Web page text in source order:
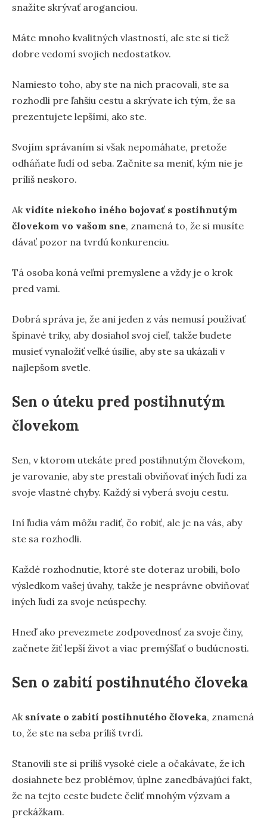
snažíte skrývať aroganciou.
Máte mnoho kvalitných vlastností, ale ste si tiež
dobre vedomí svojich nedostatkov.
Namiesto toho, aby ste na nich pracovali, ste sa
rozhodli pre ľahšiu cestu a skrývate ich tým, že sa
prezentujete lepšími, ako ste.
Svojím správaním si však nepomáhate, pretože
odháňate ľudí od seba. Začnite sa meniť, kým nie je
príliš neskoro.
Ak vidíte niekoho iného bojovať s postihnutým
človekom vo vašom sne, znamená to, že si musíte
dávať pozor na tvrdú konkurenciu.
Tá osoba koná veľmi premyslene a vždy je o krok
pred vami.
Dobrá správa je, že ani jeden z vás nemusí používať
špinavé triky, aby dosiahol svoj cieľ, takže budete
musieť vynaložiť veľké úsilie, aby ste sa ukázali v
najlepšom svetle.
Sen o úteku pred postihnutým
človekom
Sen, v ktorom utekáte pred postihnutým človekom,
je varovanie, aby ste prestali obviňovať iných ľudí za
svoje vlastné chyby. Každý si vyberá svoju cestu.
Iní ľudia vám môžu radiť, čo robiť, ale je na vás, aby
ste sa rozhodli.
Každé rozhodnutie, ktoré ste doteraz urobili, bolo
výsledkom vašej úvahy, takže je nesprávne obviňovať
iných ľudí za svoje neúspechy.
Hneď ako prevezmete zodpovednosť za svoje činy,
začnete žiť lepší život a viac premýšľať o budúcnosti.
Sen o zabití postihnutého človeka
Ak snívate o zabití postihnutého človeka, znamená
to, že ste na seba príliš tvrdí.
Stanovili ste si príliš vysoké ciele a očakávate, že ich
dosiahnete bez problémov, úplne zanedbávajúci fakt,
že na tejto ceste budete čeliť mnohým výzvam a
prekážkam.